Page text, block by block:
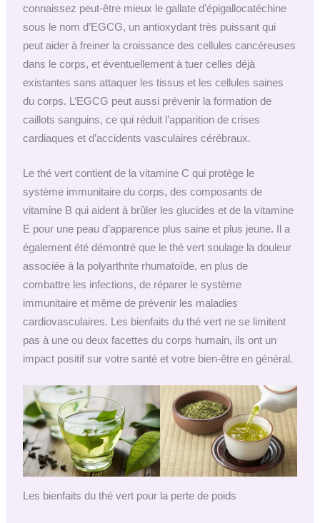
connaissez peut-être mieux le gallate d’épigallocatéchine
sous le nom d’EGCG, un antioxydant très puissant qui
peut aider à freiner la croissance des cellules cancéreuses
dans le corps, et éventuellement à tuer celles déjà
existantes sans attaquer les tissus et les cellules saines
du corps. L’EGCG peut aussi prévenir la formation de
caillots sanguins, ce qui réduit l’apparition de crises
cardiaques et d’accidents vasculaires cérébraux.
Le thé vert contient de la vitamine C qui protège le
système immunitaire du corps, des composants de
vitamine B qui aident à brûler les glucides et de la vitamine
E pour une peau d’apparence plus saine et plus jeune. Il a
également été démontré que le thé vert soulage la douleur
associée à la polyarthrite rhumatoïde, en plus de
combattre les infections, de réparer le système
immunitaire et même de prévenir les maladies
cardiovasculaires. Les bienfaits du thé vert ne se limitent
pas à une ou deux facettes du corps humain, ils ont un
impact positif sur votre santé et votre bien-être en général.
Les bienfaits du thé vert pour la perte de poids